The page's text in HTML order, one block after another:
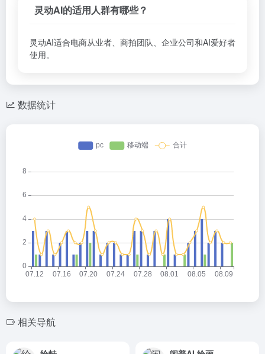
灵动AI的适用人群有哪些？
灵动AI适合电商从业者、商拍团队、企业公司和AI爱好者
使用。
数据统计
相关导航